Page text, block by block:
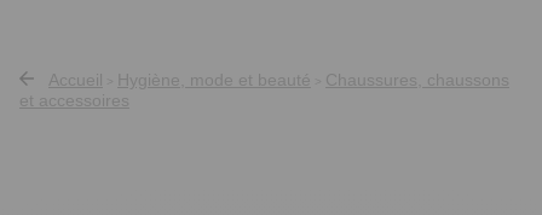
avec le code AT26
Accueil Hygiène, mode et beauté
Chaussures, chaussons
et accessoires